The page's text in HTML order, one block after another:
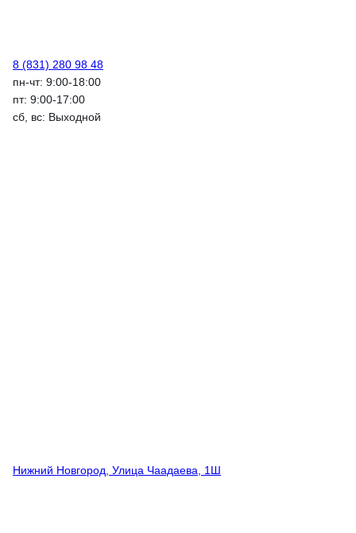
8 (831) 280 98 48
пн-чт: 9:00-18:00
пт: 9:00-17:00
сб, вс: Выходной
Нижний Новгород, Улица Чаадаева, 1Ш